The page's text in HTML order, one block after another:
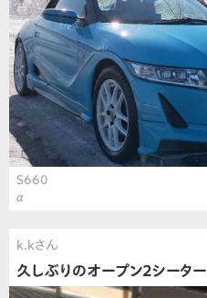
S660
α
k.kさん
久しぶりのオープン2シーター